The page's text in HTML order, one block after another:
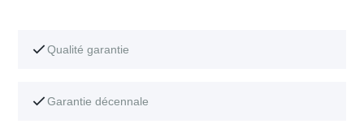
Qualité garantie
Garantie décennale